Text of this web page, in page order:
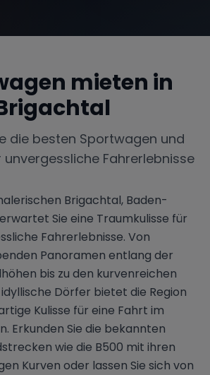
mieten in
die besten Sportwagen und
unvergessliche Fahrerlebnisse
Brigachtal, Baden-
Sie eine Traumkulisse für
Fahrerlebnisse. Von
Panoramen entlang der
bis zu den kurvenreichen
Dörfer bietet die Region
Kulisse für eine Fahrt im
Erkunden Sie die bekannten
wie die B500 mit ihren
Kurven oder lassen Sie sich von